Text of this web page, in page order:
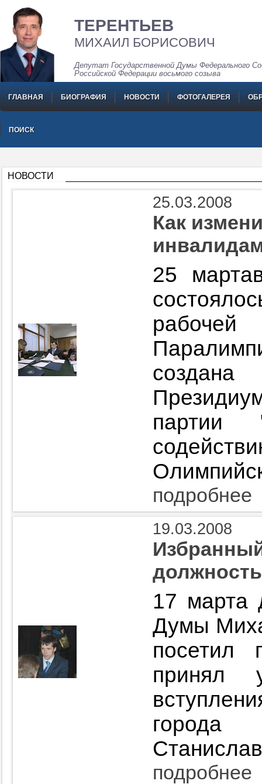
ТЕРЕНТЬЕВ
МИХАИЛ БОРИСОВИЧ
Депутат Государственной Думы Федерального
Российской Федерации восьмого созыва
ГЛАВНАЯ БИОГРАФИЯ НОВОСТИ ФОТОГАЛЕРЕЯ
ПОИСК
НОВОСТИ
25.03.2008
Как
25
рабочей
партии
подробнее
19.03.2008
должность
17 марта
Думы
посетил
принял
подробнее